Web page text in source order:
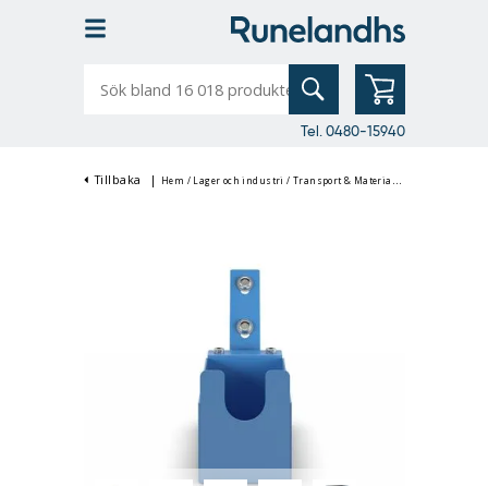
bland
Tel. 0480-15940
Tillbaka | Hem / Lager och industri / Transport & Materialhantering